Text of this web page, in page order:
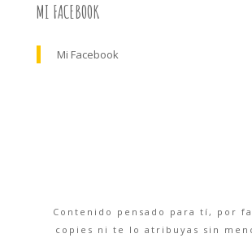
MI FACEBOOK
Mi Facebook
Contenido pensado para tí, por
copies ni te lo atribuyas sin